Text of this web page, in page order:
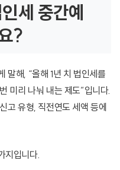
세 중간예
?
말해, “올해 1년 치 법인세를
미리 나눠 내는 제도”입니다.
고 유형, 직전연도 세액 등에
지입니다.